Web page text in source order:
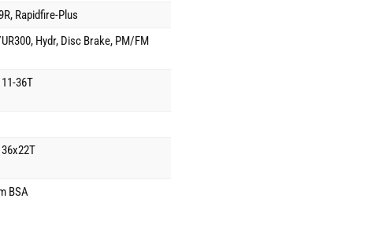
Rapidfire-Plus
Hydr, Disc Brake, PM/FM
36T
BSA